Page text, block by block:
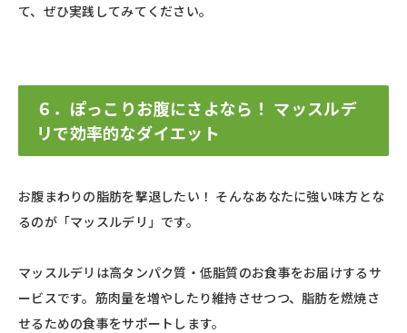
て、ぜひ実践してみてください。
６．ぽっこりお腹にさよなら！ マッスルデ
リで効率的なダイエット
お腹まわりの脂肪を撃退したい！ そんなあなたに強い味方とな
るのが「マッスルデリ」です。
マッスルデリは高タンパク質・低脂質のお食事をお届けするサ
ービスです。筋肉量を増やしたり維持させつつ、脂肪を燃焼さ
せるための食事をサポートします。